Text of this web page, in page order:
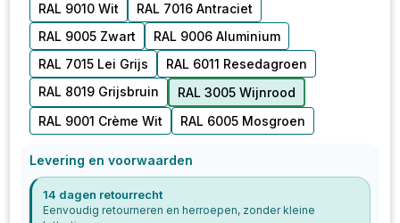
RAL 9010 Wit
RAL 7016 Antraciet
RAL 9005 Zwart
RAL 9006 Aluminium
RAL 7015 Lei Grijs
RAL 6011 Resedagroen
RAL 8019 Grijsbruin
RAL 3005 Wijnrood
RAL 9001 Crème Wit
RAL 6005 Mosgroen
Levering en voorwaarden
14 dagen retourrecht
Eenvoudig retourneren en herroepen, zonder kleine